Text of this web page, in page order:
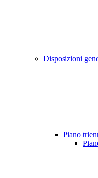
Disposizioni
Piano